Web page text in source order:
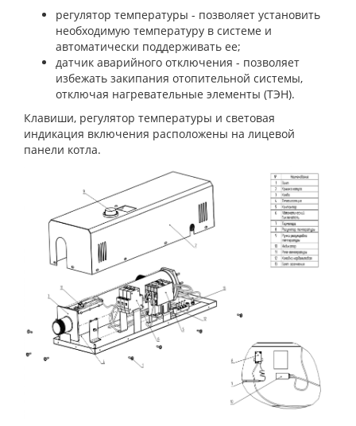
регулятор температуры - позволяет установить
необходимую температуру в системе и
автоматически поддерживать ее;
датчик аварийного отключения - позволяет
избежать закипания отопительной системы,
отключая нагревательные элементы (ТЭН).
Клавиши, регулятор температуры и световая
индикация включения расположены на лицевой
панели котла.